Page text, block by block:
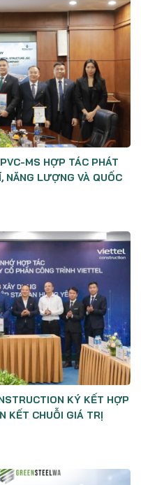
MS HỢP TÁC PHÁT
NĂNG LƯỢNG VÀ QUỐC
KÝ KẾT HỢP
KẾT CHUỖI GIÁ TRỊ